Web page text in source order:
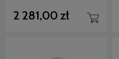
2 281,00 zł